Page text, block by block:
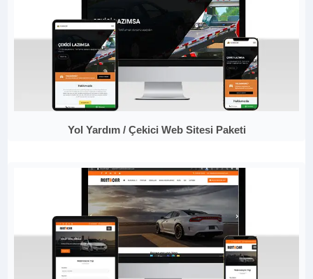
Yol Yardım / Çekici Web Sitesi Paketi